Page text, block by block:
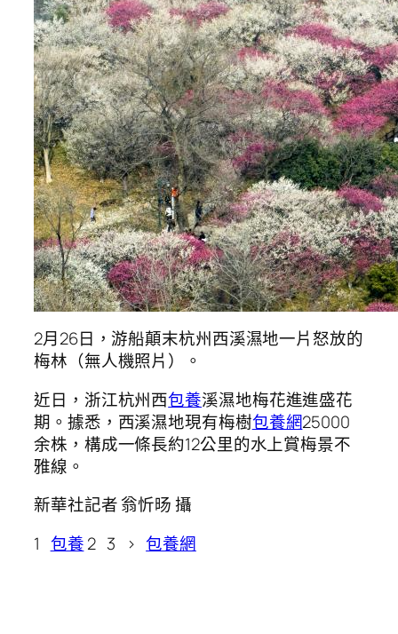
2月26日，游船顛末杭州西溪濕地一片怒放的
梅林（無人機照片）。
近日，浙江杭州西包養溪濕地梅花進進盛花
期。據悉，西溪濕地現有梅樹包養網25000
余株，構成一條長約12公里的水上賞梅景不
雅線。
新華社記者 翁忻旸 攝
1 包養2 3 >包養網